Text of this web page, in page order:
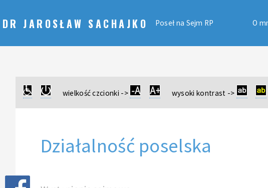
DR JAROSŁAW SACHAJKO Poseł na Sejm RP O
wielkość czcionki -> wysoki kontrast ->
Działalność poselska